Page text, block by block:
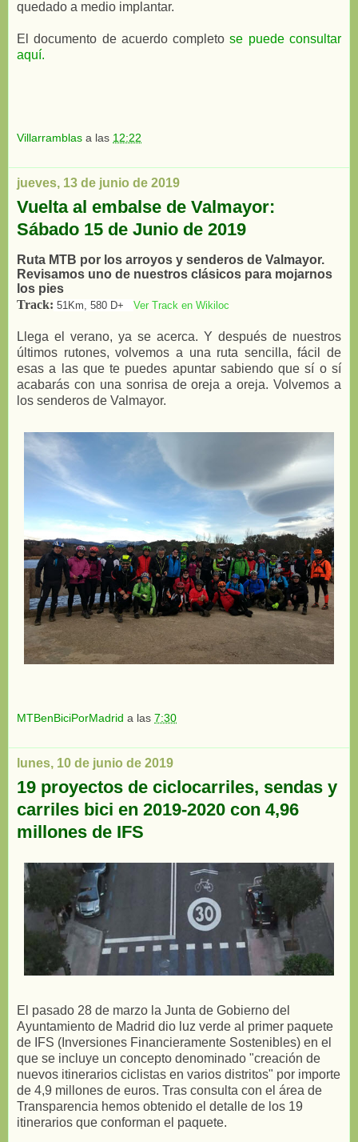
quedado a medio implantar.
El documento de acuerdo completose puede consultar
aquí.
Villarramblas a las 12:22
jueves, 13 de junio de 2019
Vuelta al embalse de Valmayor:
Sábado 15 de Junio de 2019
Ruta MTB por los arroyos y senderos de Valmayor.
Revisamos uno de nuestros clásicos para mojarnos
los pies
Track: 51Km, 580 D+ Ver Track en Wikiloc
Llega el verano, ya se acerca. Y después de nuestros
últimos rutones, volvemos a una ruta sencilla, fácil de
esas a las que te puedes apuntar sabiendo que sí o sí
acabarás con una sonrisa de oreja a oreja. Volvemos a
los senderos de Valmayor.
MTBenBiciPorMadrid a las 7:30
lunes, 10 de junio de 2019
19 proyectos de ciclocarriles, sendas y
carriles bici en 2019-2020 con 4,96
millones de IFS
El pasado 28 de marzo la Junta de Gobierno del
Ayuntamiento de Madrid dio luz verde al primer paquete
de IFS (Inversiones Financieramente Sostenibles) en el
que se incluye un concepto denominado "creación de
nuevos itinerarios ciclistas en varios distritos" por importe
de 4,9 millones de euros. Tras consulta con el área de
Transparencia hemos obtenido el detalle de los 19
itinerarios que conforman el paquete.